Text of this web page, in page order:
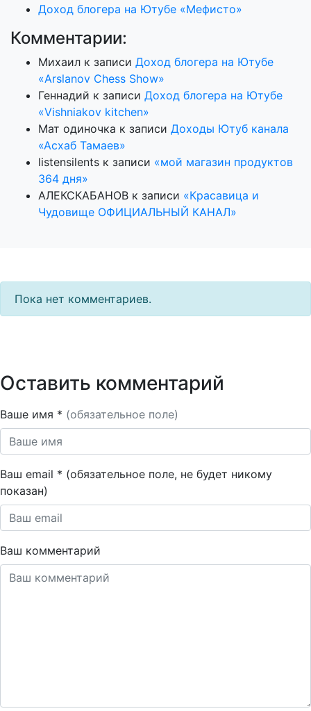
Доход блогера на Ютубе «Мефисто»
Комментарии:
Михаил к записи Доход блогера на Ютубе
«Arslanov Chess Show»
Геннадий к записи Доход блогера на Ютубе
«Vishniakov kitchen»
Мат одиночка к записи Доходы Ютуб канала
«Асхаб Тамаев»
listensilents к записи «мой магазин продуктов
364 дня»
АЛЕКСКАБАНОВ к записи «Красавица и
Чудовище ОФИЦИАЛЬНЫЙ КАНАЛ»
Пока нет комментариев.
Оставить комментарий
Ваше имя * (обязательное поле)
Ваш email * (обязательное поле, не будет никому
показан)
Ваш комментарий